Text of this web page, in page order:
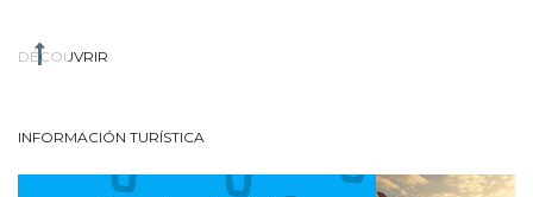
DÉCOUVRIR
INFORMACIÓN TURÍSTICA